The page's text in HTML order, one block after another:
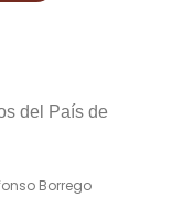
del País de
Borrego